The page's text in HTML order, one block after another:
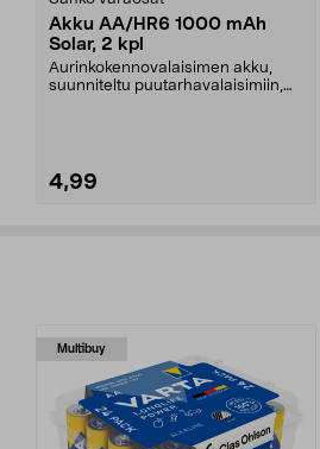
Akku AA/HR6 1000 mAh
Solar, 2 kpl
Aurinkokennovalaisimen akku,
suunniteltu puutarhavalaisimiin,
4,99
Multibuy